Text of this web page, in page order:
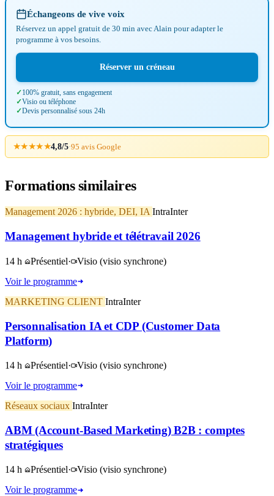
Échangeons de vive voix
Réservez un appel gratuit de 30 min avec Alain pour adapter le
programme à vos besoins.
Réserver un créneau
100% gratuit, sans engagement
Visio ou téléphone
Devis personnalisé sous 24h
★★★★★4,8/5·95 avis Google
Formations similaires
Management 2026 : hybride, DEI, IA IntraInter
Management hybride et télétravail 2026
14 h Présentiel· Visio (visio synchrone)
Voir le programme
MARKETING CLIENT IntraInter
Personnalisation IA et CDP (Customer Data
Platform)
14 h Présentiel· Visio (visio synchrone)
Voir le programme
Réseaux sociaux IntraInter
ABM (Account-Based Marketing) B2B : comptes
stratégiques
14 h Présentiel· Visio (visio synchrone)
Voir le programme